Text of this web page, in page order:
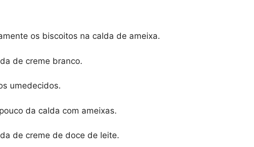
os biscoitos na calda de ameixa.
de creme branco.
umedecidos.
da calda com ameixas.
de creme de doce de leite.